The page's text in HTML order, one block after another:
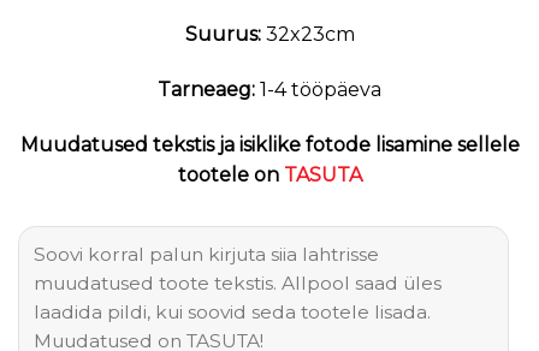
Suurus:32x23cm
Tarneaeg: 1-4 tööpäeva
Muudatused tekstis ja isiklike fotode lisamine sellele
tootele on TASUTA